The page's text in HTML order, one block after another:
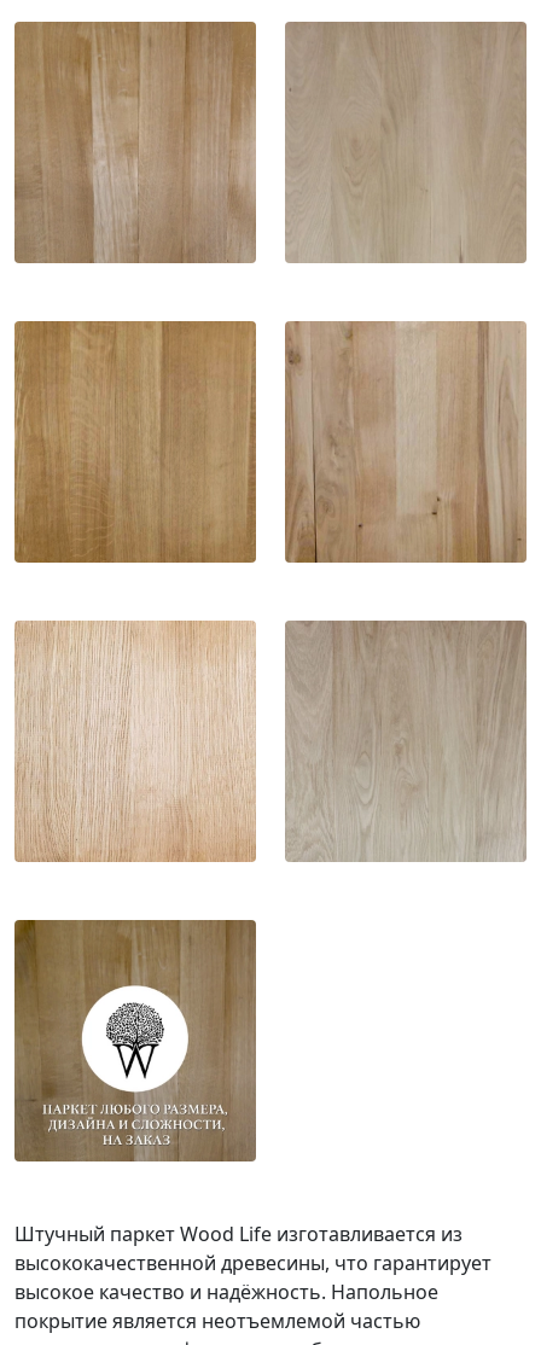
Штучный паркет Wood Life изготавливается из
высококачественной древесины, что гарантирует
высокое качество и надёжность. Напольное
покрытие является неотъемлемой частью